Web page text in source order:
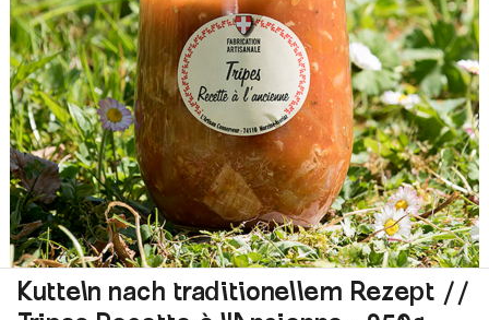
Kutteln nach traditionellem Rezept //